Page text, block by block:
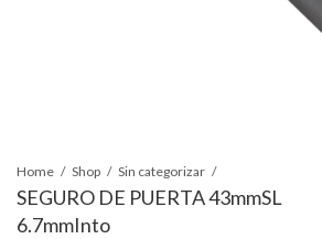
Home Shop Sin categorizar
SEGURO DE PUERTA 43mmSL
6.7mmInto